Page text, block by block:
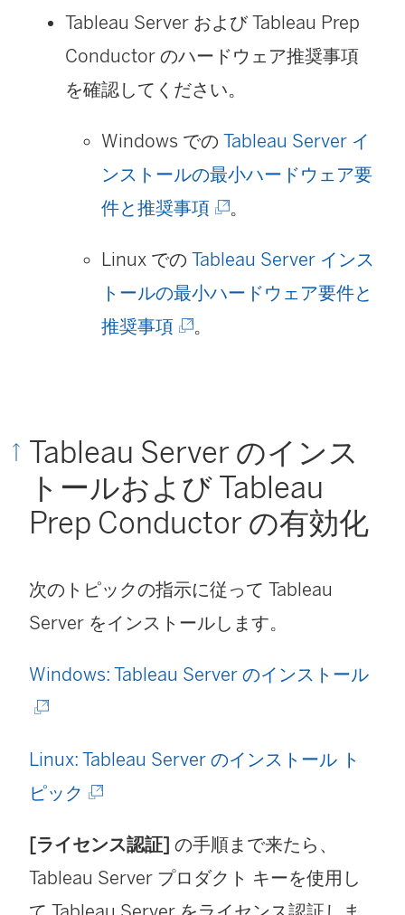
が
開
く
Tableau Server および Tableau Prep
Conductor のハードウェア推奨事項
を確認してください。
Windows での Tableau Server イ
ンストールの最小ハードウェア要
件と推奨事項(
ド
ウ
開
。
Linux での Tableau Server インス
トールの最小ハードウェア要件と
推奨事項(
ウ
ィ
ン
ウ
で
が
。
Tableau Server のインス
トールおよび Tableau
Prep Conductor の有効化
次のトピックの指示に従って Tableau
Server をインストールします。
Windows: Tableau Server のインストール(
Linux: Tableau Server のインストール ト
ピック (
し
[ライセンス認証] の手順まで来たら、
Tableau Server プロダクト キーを使用し